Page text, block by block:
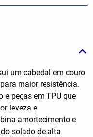
um cabedal em couro
maior resistência.
e peças em TPU que
leveza e
amortecimento e
solado de alta